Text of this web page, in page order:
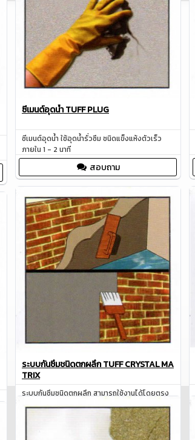
ซีเมนต์อุดน้ำ TUFF PLUG
ซีเมนต์อุดน้ำ ใช้อุดน้ำรั่วซึม ชนิดแข็งแห้งตัวเร็ว
ภายใน 1 - 2 นาที
สอบถาม
ระบบกันซึมชนิดตกผลึก TUFF CRYSTAL MA
TRIX
ระบบกันซึมชนิดตกผลึก สามารถใช้งานได้โดยตรง
กับผนังก่ออิฐ
สอบถาม